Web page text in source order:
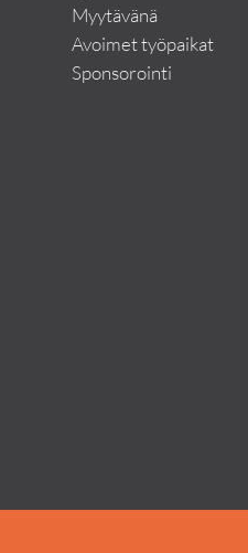
Myytävänä
Avoimet työpaikat
Sponsorointi